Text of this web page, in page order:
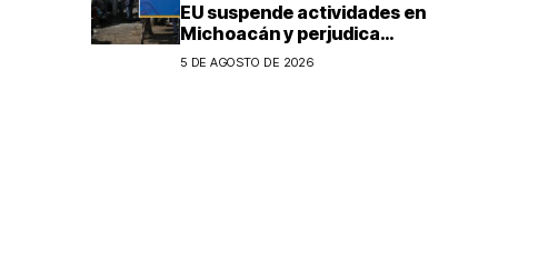
EU suspende actividades en
Michoacán y perjudica
exportación de aguacate
5 DE AGOSTO DE 2026